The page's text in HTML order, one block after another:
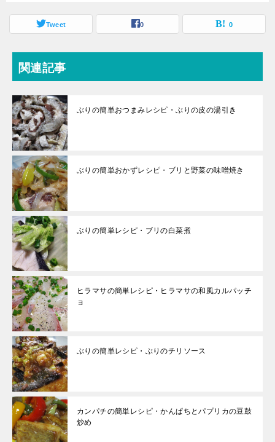
Tweet 0 0
関連記事
ぶりの簡単おつまみレシピ・ぶりの皮の湯引き
ぶりの簡単おかずレシピ・ブリと野菜の味噌焼き
ぶりの簡単レシピ・ブリの白菜煮
ヒラマサの簡単レシピ・ヒラマサの和風カルパッチ
ョ
ぶりの簡単レシピ・ぶりのチリソース
カンパチの簡単レシピ・かんぱちとパプリカの豆鼓
炒め